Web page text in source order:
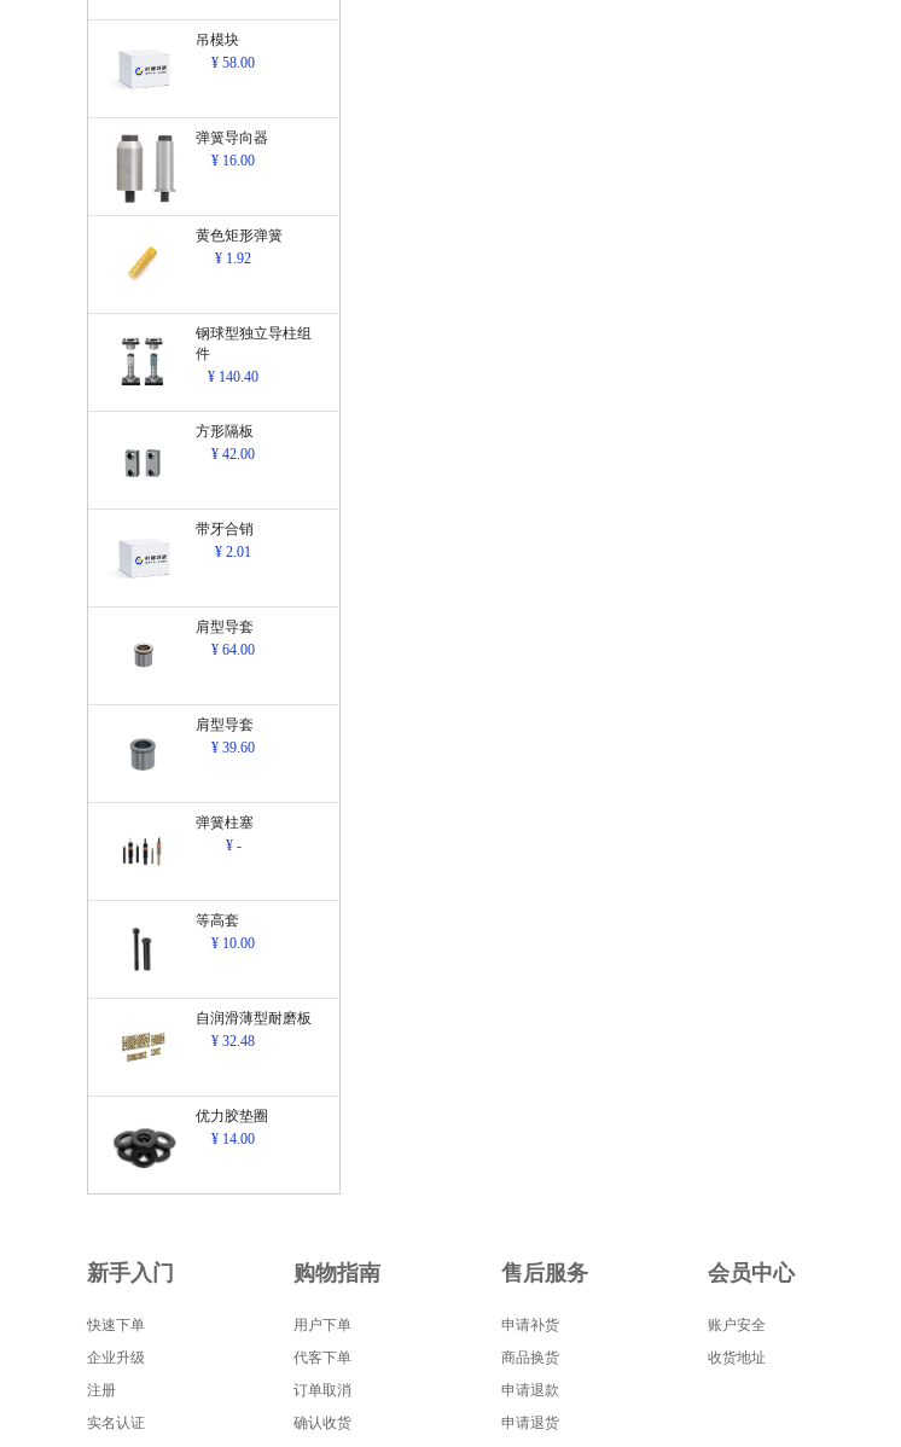
吊模块
¥ 58.00
弹簧导向器
¥ 16.00
黄色矩形弹簧
¥ 1.92
钢球型独立导柱组
件
¥ 140.40
方形隔板
¥ 42.00
带牙合销
¥ 2.01
肩型导套
¥ 64.00
肩型导套
¥ 39.60
弹簧柱塞
¥ -
等高套
¥ 10.00
自润滑薄型耐磨板
¥ 32.48
优力胶垫圈
¥ 14.00
新手入门
快速下单
企业升级
注册
实名认证
购物指南
用户下单
代客下单
订单取消
确认收货
售后服务
申请补货
商品换货
申请退款
申请退货
会员中心
账户安全
收货地址